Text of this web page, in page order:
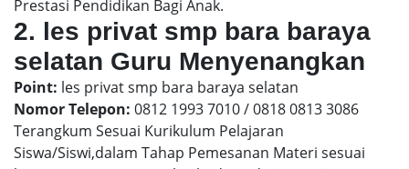
Prestasi Pendidikan Bagi Anak.
2. les privat smp bara baraya
selatan Guru Menyenangkan
Point: les privat smp bara baraya selatan
Nomor Telepon: 0812 1993 7010 / 0818 0813 3086
Terangkum Sesuai Kurikulum Pelajaran
Siswa/Siswi,dalam Tahap Pemesanan Materi sesuai